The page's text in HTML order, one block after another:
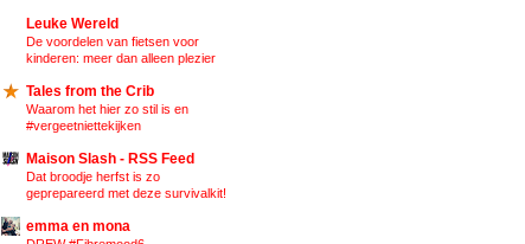
Leuke Wereld
De voordelen van fietsen voor
kinderen: meer dan alleen plezier
Tales from the Crib
Waarom het hier zo stil is en
#vergeetniettekijken
Maison Slash - RSS Feed
Dat broodje herfst is zo
geprepareerd met deze survivalkit!
emma en mona